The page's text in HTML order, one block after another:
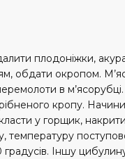
плодоніжки,
обдати окропом.
в
кропу.
у горщик,
температуру
градусів. Іншу